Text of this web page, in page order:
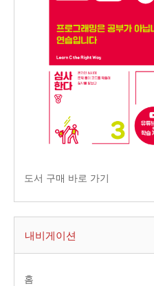
도서 구매 바로 가기
내비게이션
홈